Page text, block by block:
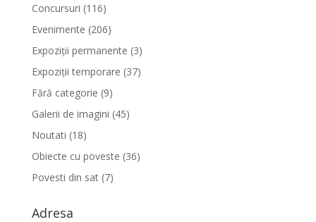
Concursuri (116)
Evenimente (206)
Expoziții permanente (3)
Expoziții temporare (37)
Fără categorie (9)
Galerii de imagini (45)
Noutati (18)
Obiecte cu poveste (36)
Povesti din sat(7)
Adresa